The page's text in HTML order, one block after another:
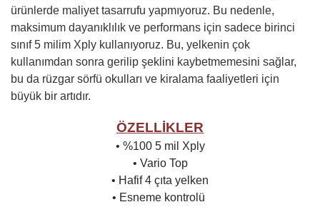
ürünlerde maliyet tasarrufu yapmıyoruz. Bu nedenle,
maksimum dayanıklılık ve performans için sadece birinci
sınıf 5 milim Xply kullanıyoruz. Bu, yelkenin çok
kullanımdan sonra gerilip şeklini kaybetmemesini sağlar,
bu da rüzgar sörfü okulları ve kiralama faaliyetleri için
büyük bir artıdır.
ÖZELLİKLER
• %100 5 mil Xply
• Vario Top
• Hafif 4 çıta yelken
• Esneme kontrolü